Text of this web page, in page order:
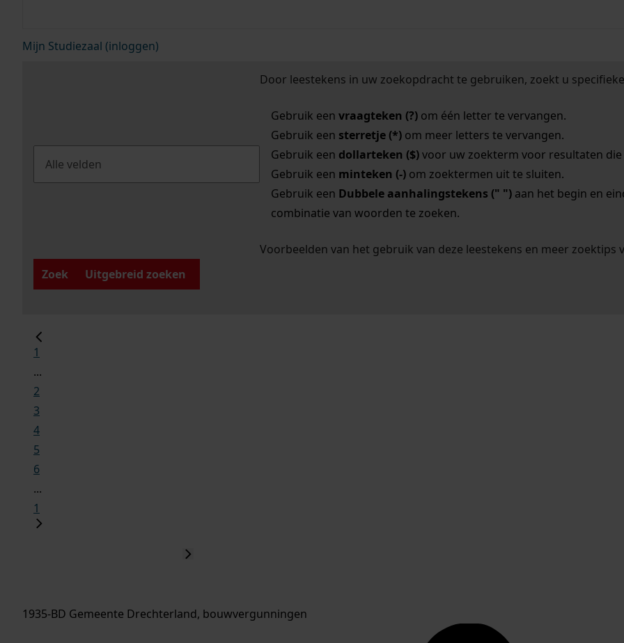
Mijn Studiezaal (inloggen)
Door leestekens in uw zoekopdracht te gebruiken, zoekt u
Gebruik een vraagteken (?)om één letter te vervangen.
Gebruik een sterretje (*)om meer letters te vervangen.
Gebruik een dollarteken ($)voor uw zoekterm voor resultaten die
Gebruik een minteken (-)om zoektermen uit te sluiten.
Gebruik een Dubbele aanhalingstekens (" ")aan het begin en
combinatie van woorden te zoeken.
Voorbeelden van het gebruik van deze leestekens en meer zoektips
Zoek
Uitgebreid zoeken
1
...
2
3
4
5
6
...
1
1935-BD Gemeente Drechterland, bouwvergunningen